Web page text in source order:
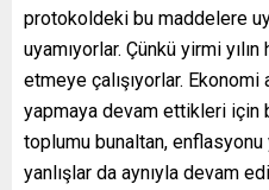
protokoldeki bu maddelere
uyamıyorlar. Çünkü yirmi
etmeye çalışıyorlar.
yapmaya devam ettikleri için
toplumu bunaltan,
yanlışlar da aynıyla devam